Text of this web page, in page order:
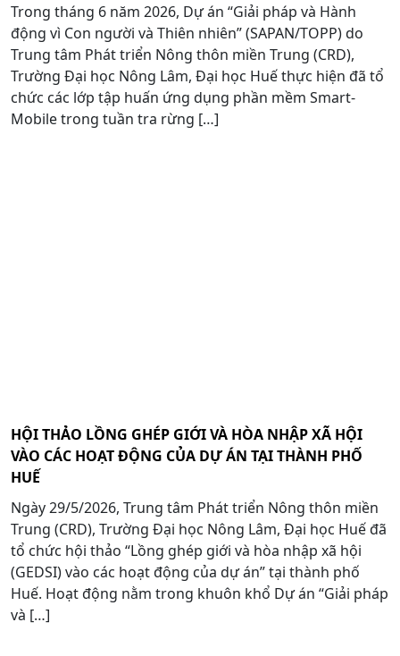
Trong tháng 6 năm 2026, Dự án “Giải pháp và Hành
động vì Con người và Thiên nhiên” (SAPAN/TOPP) do
Trung tâm Phát triển Nông thôn miền Trung (CRD),
Trường Đại học Nông Lâm, Đại học Huế thực hiện đã tổ
chức các lớp tập huấn ứng dụng phần mềm Smart-
Mobile trong tuần tra rừng […]
HỘI THẢO LỒNG GHÉP GIỚI VÀ HÒA NHẬP XÃ HỘI
VÀO CÁC HOẠT ĐỘNG CỦA DỰ ÁN TẠI THÀNH PHỐ
HUẾ
Ngày 29/5/2026, Trung tâm Phát triển Nông thôn miền
Trung (CRD), Trường Đại học Nông Lâm, Đại học Huế đã
tổ chức hội thảo “Lồng ghép giới và hòa nhập xã hội
(GEDSI) vào các hoạt động của dự án” tại thành phố
Huế. Hoạt động nằm trong khuôn khổ Dự án “Giải pháp
và […]